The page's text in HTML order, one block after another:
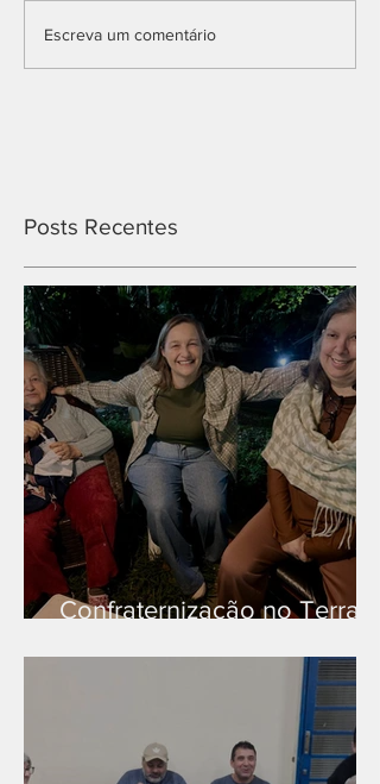
Escreva um comentário
Posts Recentes
Confraternização no Terra